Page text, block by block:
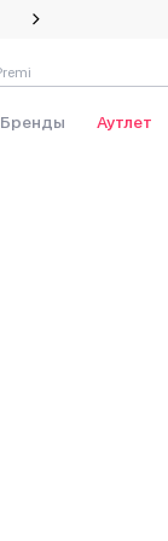
Специальное
Бренды Аутлет